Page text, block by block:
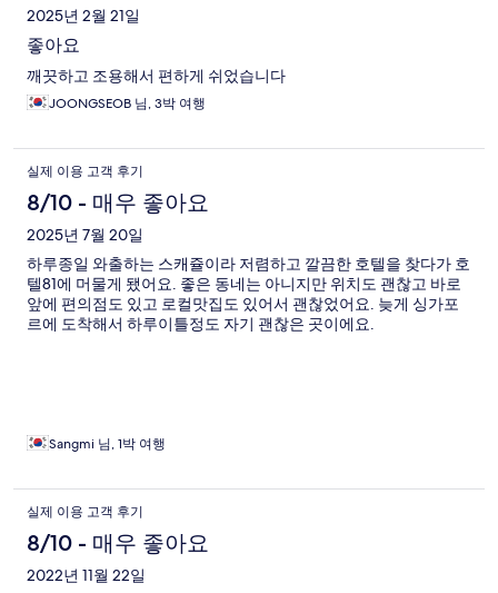
후
기
2025년 2월 21일
좋아요
깨끗하고 조용해서 편하게 쉬었습니다
JOONGSEOB 님, 3박 여행
실제 이용 고객 후기
8/10 - 매우 좋아요
2025년 7월 20일
하루종일 와출하는 스캐쥴이라 저렴하고 깔끔한 호텔을 찾다가 호
텔81에 머물게 됐어요. 좋은 동네는 아니지만 위치도 괜찮고 바로
앞에 편의점도 있고 로컬맛집도 있어서 괜찮었어요. 늦게 싱가포
르에 도착해서 하루이틀정도 자기 괜찮은 곳이에요.
Sangmi 님, 1박 여행
실제 이용 고객 후기
8/10 - 매우 좋아요
2022년 11월 22일